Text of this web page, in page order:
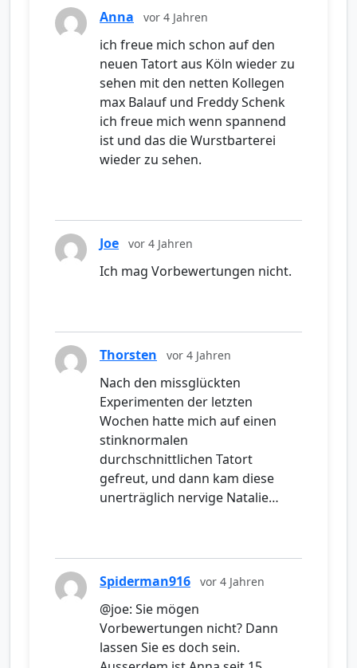
Anna vor 4 Jahren
ich freue mich schon auf den
neuen Tatort aus Köln wieder zu
sehen mit den netten Kollegen
max Balauf und Freddy Schenk
ich freue mich wenn spannend
ist und das die Wurstbarterei
wieder zu sehen.
Joe vor 4 Jahren
Ich mag Vorbewertungen nicht.
Thorsten vor 4 Jahren
Nach den missglückten
Experimenten der letzten
Wochen hatte mich auf einen
stinknormalen
durchschnittlichen Tatort
gefreut, und dann kam diese
unerträglich nervige Natalie…
Spiderman916 vor 4 Jahren
@joe: Sie mögen
Vorbewertungen nicht? Dann
lassen Sie es doch sein.